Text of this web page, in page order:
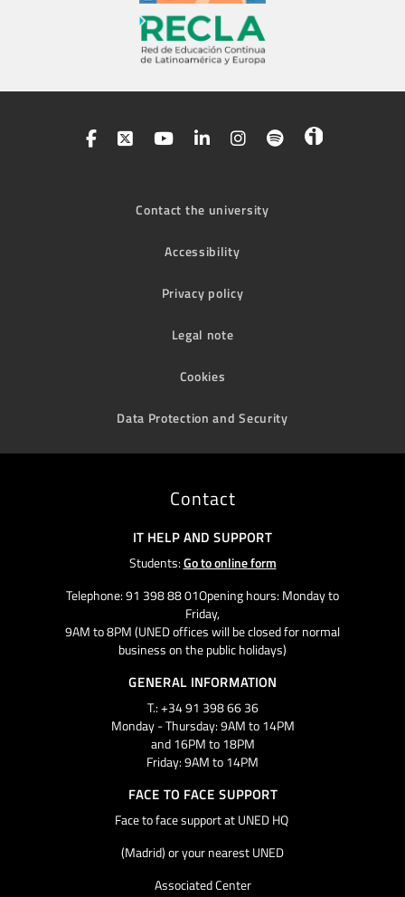
Contact the university
Accessibility
Privacy policy
Legal note
Cookies
Data Protection and Security
Contact
IT HELP AND SUPPORT
Students:Go to online form
Telephone: 91 398 88 01Opening hours: Monday to
Friday,
9AM to 8PM (UNED offices will be closed for normal
business on the public holidays)
GENERAL INFORMATION
T.: +34 91 398 66 36
Monday - Thursday: 9AM to 14PM
and 16PM to 18PM
Friday: 9AM to 14PM
FACE TO FACE SUPPORT
Face to face support at UNED HQ
(Madrid) or your nearest UNED
Associated Center